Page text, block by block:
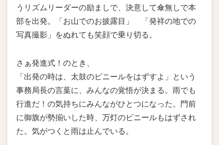
うリズムリーダーの励ましで、決意して傘無しで本
部を出発。「お山でのお披露目」 「発祥の地での
写真撮影」をぬれても笑顔で乗り切る。
さぁ発進式！のとき、
「出発の時は、太鼓のビニールをはずすよ」という
事務局長の言葉に、みんなの覚悟が決まる。雨でも
行進だ！の気持ちにみんながひとつになった。門前
に御旗が勢揃いした時、万灯のビニールもはずされ
た。気がつくと雨は止んでいる。